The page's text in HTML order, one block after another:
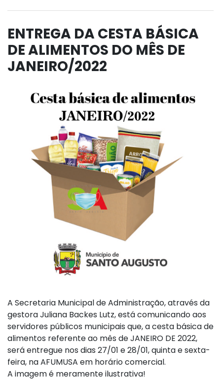
ENTREGA DA CESTA BÁSICA
DE ALIMENTOS DO MÊS DE
JANEIRO/2022
A Secretaria Municipal de Administração, através da
gestora Juliana Backes Lutz, está comunicando aos
servidores públicos municipais que, a cesta básica de
alimentos referente ao mês de JANEIRO DE 2022,
será entregue nos dias 27/01 e 28/01, quinta e sexta-
feira, na AFUMUSA em horário comercial.
A imagem é meramente ilustrativa!